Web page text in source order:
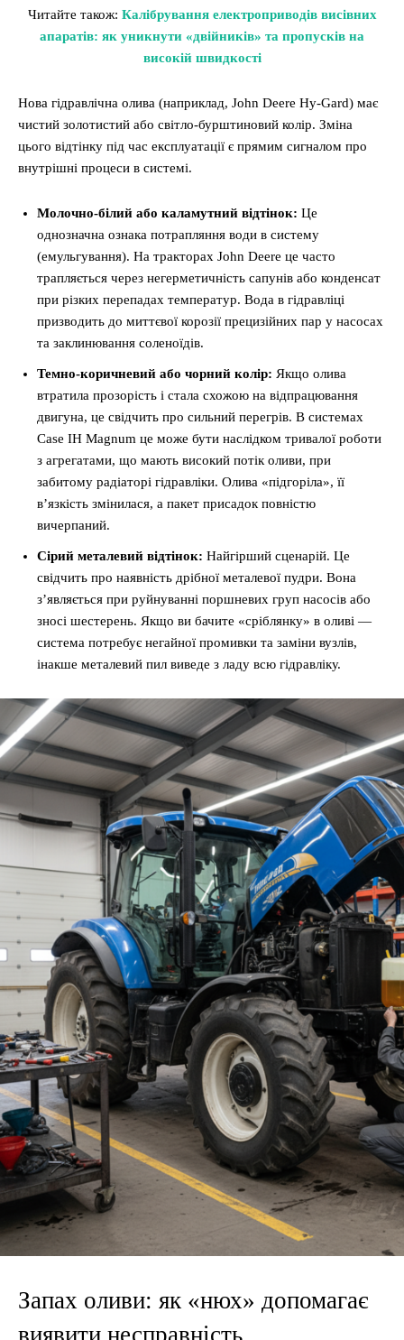
Читайте також: Калібрування електроприводів висівних
апаратів: як уникнути «двійників» та пропусків на
високій швидкості
Нова гідравлічна олива (наприклад, John Deere Hy-Gard) має
чистий золотистий або світло-бурштиновий колір. Зміна
цього відтінку під час експлуатації є прямим сигналом про
внутрішні процеси в системі.
Молочно-білий або каламутний відтінок: Це
однозначна ознака потрапляння води в систему
(емульгування). На тракторах John Deere це часто
трапляється через негерметичність сапунів або конденсат
при різких перепадах температур. Вода в гідравліці
призводить до миттєвої корозії прецизійних пар у насосах
та заклинювання соленоїдів.
Темно-коричневий або чорний колір: Якщо олива
втратила прозорість і стала схожою на відпрацювання
двигуна, це свідчить про сильний перегрів. В системах
Case IH Magnum це може бути наслідком тривалої роботи
з агрегатами, що мають високий потік оливи, при
забитому радіаторі гідравліки. Олива «підгоріла», її
в’язкість змінилася, а пакет присадок повністю
вичерпаний.
Сірий металевий відтінок: Найгірший сценарій. Це
свідчить про наявність дрібної металевої пудри. Вона
з’являється при руйнуванні поршневих груп насосів або
зносі шестерень. Якщо ви бачите «сріблянку» в оливі —
система потребує негайної промивки та заміни вузлів,
інакше металевий пил виведе з ладу всю гідравліку.
Запах оливи: як «нюх» допомагає
виявити несправність